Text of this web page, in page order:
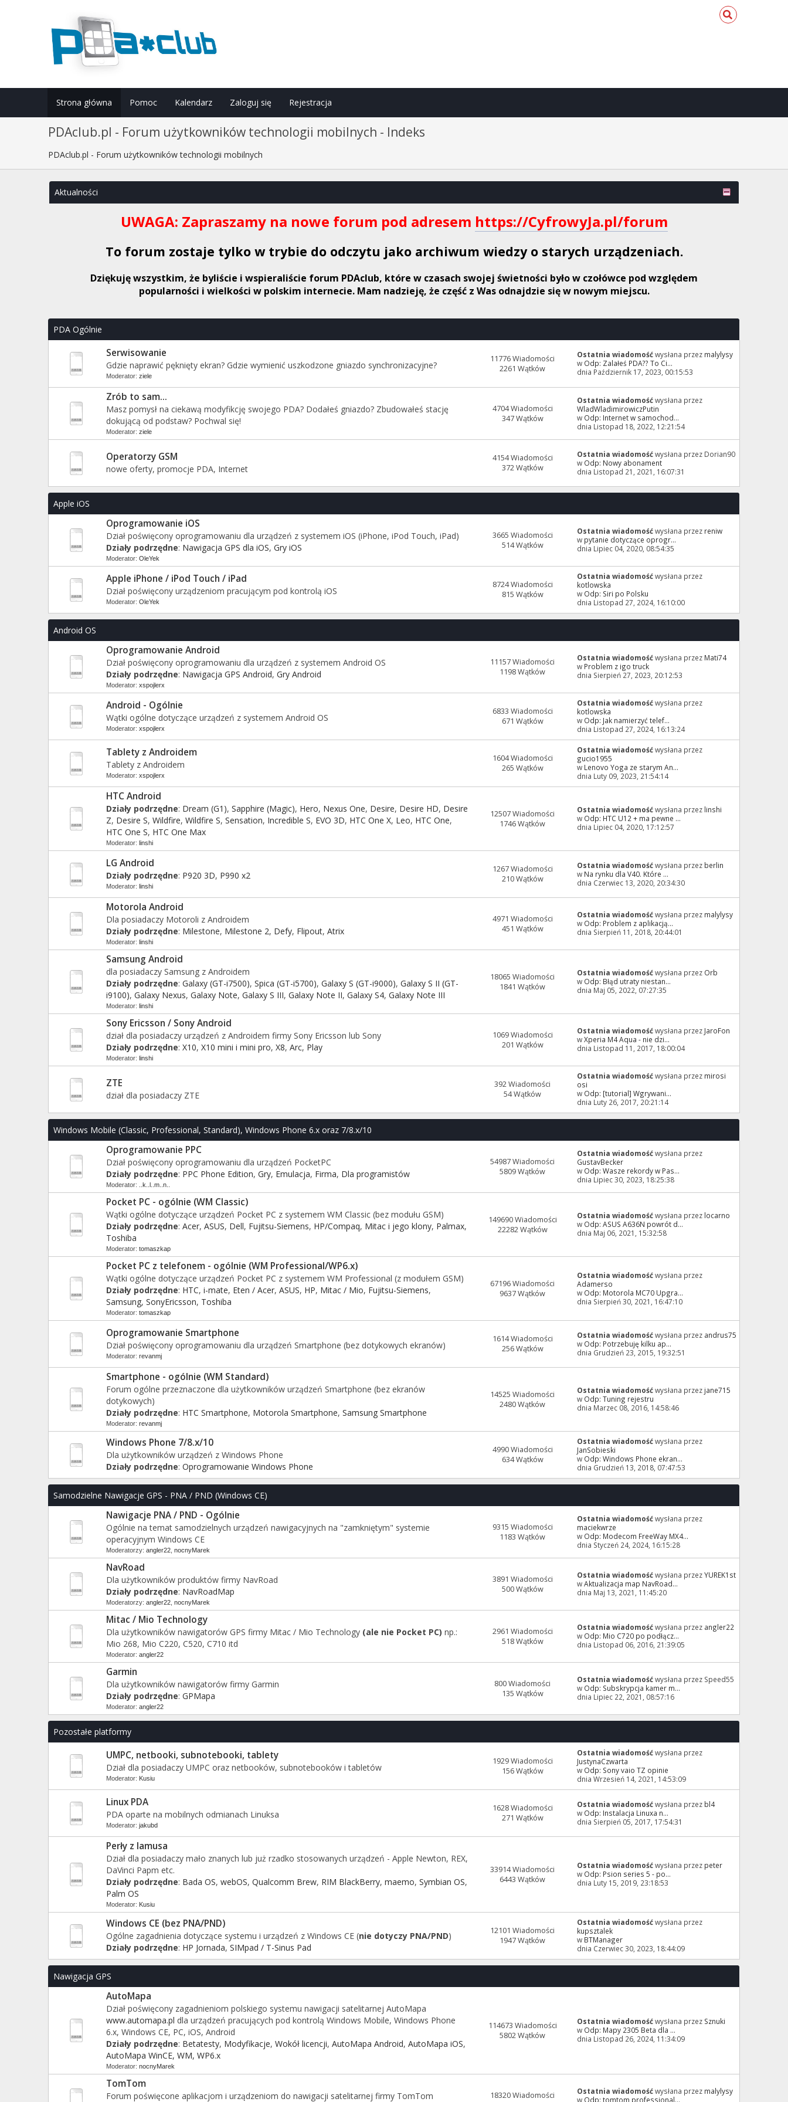
Strona główna Pomoc Kalendarz Zaloguj się Rejestracja
PDAclub.pl - Forum użytkowników technologii mobilnych - Indeks
PDAclub.pl - Forum użytkowników technologii mobilnych
Aktualności
UWAGA: Zapraszamy na nowe forum pod adresem https://CyfrowyJa.pl/forum
To forum zostaje tylko w trybie do odczytu jako archiwum wiedzy o starych urządzeniach.
Dziękuję wszystkim, że byliście i wspieraliście forum PDAclub, które w czasach swojej świetności było w czołówce pod względem
popularności i wielkości w polskim internecie. Mam nadzieję, że część z Was odnajdzie się w nowym miejscu.
PDA Ogólnie
Serwisowanie
Gdzie naprawić pęknięty ekran? Gdzie wymienić uszkodzone gniazdo synchronizacyjne?
Moderator:ziele
11776 Wiadomości
2261 Wątków
Ostatnia wiadomośćwysłana przez malylysy
w Odp: Zalałeś PDA?? To Ci...
dnia Październik 17, 2023, 00:15:53
Zrób to sam...
Masz pomysł na ciekawą modyfikcję swojego PDA? Dodałeś gniazdo? Zbudowałeś stację
dokującą od podstaw? Pochwal się!
Moderator:ziele
4704 Wiadomości
347 Wątków
Ostatnia wiadomośćwysłana przez
WladWladimirowiczPutin
w Odp: Internet w samochod...
dnia Listopad 18, 2022, 12:21:54
Operatorzy GSM
nowe oferty, promocje PDA, Internet
4154 Wiadomości
372 Wątków
Ostatnia wiadomośćwysłana przez Dorian90
w Odp: Nowy abonament
dnia Listopad 21, 2021, 16:07:31
Apple iOS
Oprogramowanie iOS
Dział poświęcony oprogramowaniu dla urządzeń z systemem iOS (iPhone, iPod Touch, iPad)
Działy podrzędne: Nawigacja GPS dla iOS,Gry iOS
Moderator:OleYek
3665 Wiadomości
514 Wątków
Ostatnia wiadomośćwysłana przez reniw
w pytanie dotyczące oprogr...
dnia Lipiec 04, 2020, 08:54:35
Apple iPhone / iPod Touch / iPad
Dział poświęcony urządzeniom pracującym pod kontrolą iOS
Moderator:OleYek
8724 Wiadomości
815 Wątków
Ostatnia wiadomośćwysłana przez
kotlowska
w Odp: Siri po Polsku
dnia Listopad 27, 2024, 16:10:00
Android OS
Oprogramowanie Android
Dział poświęcony oprogramowaniu dla urządzeń z systemem Android OS
Działy podrzędne: Nawigacja GPS Android,Gry Android
Moderator:xspojlerx
11157 Wiadomości
1198 Wątków
Ostatnia wiadomośćwysłana przez Mati74
w Problem z igo truck
dnia Sierpień 27, 2023, 20:12:53
Android - Ogólnie
Wątki ogólne dotyczące urządzeń z systemem Android OS
Moderator:xspojlerx
6833 Wiadomości
671 Wątków
Ostatnia wiadomośćwysłana przez
kotlowska
w Odp: Jak namierzyć telef...
dnia Listopad 27, 2024, 16:13:24
Tablety z Androidem
Tablety z Androidem
Moderator:xspojlerx
1604 Wiadomości
265 Wątków
Ostatnia wiadomośćwysłana przez
gucio1955
w Lenovo Yoga ze starym An...
dnia Luty 09, 2023, 21:54:14
HTC Android
Działy podrzędne: Dream (G1),Sapphire (Magic), Hero, Nexus One, Desire, Desire HD, Desire
Z, Desire S,Wildfire,Wildfire S,Sensation, Incredible S, EVO 3D, HTC One X, Leo, HTC One,
HTC One S, HTC One Max
Moderator:linshi
12507 Wiadomości
1746 Wątków
Ostatnia wiadomośćwysłana przez linshi
w Odp: HTC U12 + ma pewne ...
dnia Lipiec 04, 2020, 17:12:57
LG Android
Działy podrzędne: P920 3D, P990 x2
Moderator:linshi
1267 Wiadomości
210 Wątków
Ostatnia wiadomośćwysłana przez berlin
w Na rynku dla V40. Które ...
dnia Czerwiec 13, 2020, 20:34:30
Motorola Android
Dla posiadaczy Motoroli z Androidem
Działy podrzędne: Milestone, Milestone 2, Defy, Flipout,Atrix
Moderator:linshi
4971 Wiadomości
451 Wątków
Ostatnia wiadomośćwysłana przez malylysy
w Odp: Problem z aplikacją...
dnia Sierpień 11, 2018, 20:44:01
Samsung Android
dla posiadaczy Samsung z Androidem
Działy podrzędne:Galaxy (GT-i7500),Spica (GT-i5700),Galaxy S (GT-i9000),Galaxy S II (GT-
i9100),Galaxy Nexus,Galaxy Note,Galaxy S III,Galaxy Note II,Galaxy S4,Galaxy Note III
Moderator:linshi
18065 Wiadomości
1841 Wątków
Ostatnia wiadomośćwysłana przez Orb
w Odp: Błąd utraty niestan...
dnia Maj 05, 2022, 07:27:35
Sony Ericsson / Sony Android
dział dla posiadaczy urządzeń z Androidem firmy Sony Ericsson lub Sony
Działy podrzędne:X10,X10 mini i mini pro,X8,Arc, Play
Moderator:linshi
1069 Wiadomości
201 Wątków
Ostatnia wiadomośćwysłana przez JaroFon
wXperia M4 Aqua - nie dzi...
dnia Listopad 11, 2017, 18:00:04
ZTE
dział dla posiadaczy ZTE
392 Wiadomości
54 Wątków
Ostatnia wiadomośćwysłana przez mirosi
osi
w Odp: [tutorial] Wgrywani...
dnia Luty 26, 2017, 20:21:14
Windows Mobile (Classic, Professional, Standard), Windows Phone 6.x oraz 7/8.x/10
Oprogramowanie PPC
Dział poświęcony oprogramowaniu dla urządzeń PocketPC
Działy podrzędne: PPC Phone Edition,Gry, Emulacja, Firma, Dla programistów
Moderator: ..k..l..m..n..
54987 Wiadomości
5809 Wątków
Ostatnia wiadomośćwysłana przez
GustavBecker
w Odp: Wasze rekordy w Pas...
dnia Lipiec 30, 2023, 18:25:38
Pocket PC - ogólnie (WM Classic)
Wątki ogólne dotyczące urządzeń Pocket PC z systemem WM Classic (bez modułu GSM)
Działy podrzędne:Acer,ASUS, Dell, Fujitsu-Siemens, HP/Compaq, Mitac i jego klony, Palmax,
Toshiba
Moderator:tomaszkap
149690 Wiadomości
22282 Wątków
Ostatnia wiadomośćwysłana przez locarno
w Odp: ASUS A636N powrót d...
dnia Maj 06, 2021, 15:32:58
Pocket PC z telefonem - ogólnie (WM Professional/WP6.x)
Wątki ogólne dotyczące urządzeń Pocket PC z systemem WM Professional (z modułem GSM)
Działy podrzędne: HTC,i-mate, Eten / Acer,ASUS, HP, Mitac / Mio, Fujitsu-Siemens,
Samsung,SonyEricsson, Toshiba
Moderator:tomaszkap
67196 Wiadomości
9637 Wątków
Ostatnia wiadomośćwysłana przez
Adamerso
w Odp: Motorola MC70 Upgra...
dnia Sierpień 30, 2021, 16:47:10
Oprogramowanie Smartphone
Dział poświęcony oprogramowaniu dla urządzeń Smartphone (bez dotykowych ekranów)
Moderator:revanmj
1614 Wiadomości
256 Wątków
Ostatnia wiadomośćwysłana przez andrus75
w Odp: Potrzebuję kilku ap...
dnia Grudzień 23, 2015, 19:32:51
Smartphone - ogólnie (WM Standard)
Forum ogólne przeznaczone dla użytkowników urządzeń Smartphone (bez ekranów
dotykowych)
Działy podrzędne: HTC Smartphone, Motorola Smartphone,Samsung Smartphone
Moderator:revanmj
14525 Wiadomości
2480 Wątków
Ostatnia wiadomośćwysłana przez jane715
w Odp: Tuning rejestru
dnia Marzec 08, 2016, 14:58:46
Windows Phone 7/8.x/10
Dla użytkowników urządzeń z Windows Phone
Działy podrzędne:Oprogramowanie Windows Phone
4990 Wiadomości
634 Wątków
Ostatnia wiadomośćwysłana przez
JanSobieski
w Odp: Windows Phone ekran...
dnia Grudzień 13, 2018, 07:47:53
Samodzielne Nawigacje GPS - PNA / PND (Windows CE)
Nawigacje PNA / PND - Ogólnie
Ogólnie na temat samodzielnych urządzeń nawigacyjnych na "zamkniętym" systemie
operacyjnym Windows CE
Moderatorzy:angler22 ,nocnyMarek
9315 Wiadomości
1183 Wątków
Ostatnia wiadomośćwysłana przez
maciekwrze
w Odp: Modecom FreeWay MX4...
dnia Styczeń 24, 2024, 16:15:28
NavRoad
Dla użytkowników produktów firmy NavRoad
Działy podrzędne: NavRoadMap
Moderatorzy:angler22 ,nocnyMarek
3891 Wiadomości
500 Wątków
Ostatnia wiadomośćwysłana przezYUREK1st
wAktualizacja map NavRoad...
dnia Maj 13, 2021, 11:45:20
Mitac / Mio Technology
Dla użytkowników nawigatorów GPS firmy Mitac / Mio Technology (ale nie Pocket PC) np.:
Mio 268, Mio C220, C520, C710 itd
Moderator:angler22
2961 Wiadomości
518 Wątków
Ostatnia wiadomośćwysłana przez angler22
w Odp: Mio C720 po podłącz...
dnia Listopad 06, 2016, 21:39:05
Garmin
Dla użytkowników nawigatorów firmy Garmin
Działy podrzędne:GPMapa
Moderator:angler22
800 Wiadomości
135 Wątków
Ostatnia wiadomośćwysłana przez Speed55
w Odp: Subskrypcja kamer m...
dnia Lipiec 22, 2021, 08:57:16
Pozostałe platformy
UMPC, netbooki, subnotebooki, tablety
Dział dla posiadaczy UMPC oraz netbooków, subnotebooków i tabletów
Moderator: Kusiu
1929 Wiadomości
156 Wątków
Ostatnia wiadomośćwysłana przez
JustynaCzwarta
w Odp: Sony vaio TZ opinie
dnia Wrzesień 14, 2021, 14:53:09
Linux PDA
PDA oparte na mobilnych odmianach Linuksa
Moderator:jakubd
1628 Wiadomości
271 Wątków
Ostatnia wiadomośćwysłana przez bl4
w Odp: Instalacja Linuxa n...
dnia Sierpień 05, 2017, 17:54:31
Perły z lamusa
Dział dla posiadaczy mało znanych lub już rzadko stosowanych urządzeń - Apple Newton, REX,
DaVinci Papm etc.
Działy podrzędne: Bada OS,webOS,Qualcomm Brew, RIM BlackBerry,maemo,Symbian OS,
Palm OS
Moderator: Kusiu
33914 Wiadomości
6443 Wątków
Ostatnia wiadomośćwysłana przez peter
w Odp: Psion series 5 - po...
dnia Luty 15, 2019, 23:18:53
Windows CE (bez PNA/PND)
Ogólne zagadnienia dotyczące systemu i urządzeń z Windows CE (nie dotyczy PNA/PND)
Działy podrzędne: HP Jornada,SIMpad / T-Sinus Pad
12101 Wiadomości
1947 Wątków
Ostatnia wiadomośćwysłana przez
kupsztalek
w BTManager
dnia Czerwiec 30, 2023, 18:44:09
Nawigacja GPS
AutoMapa
Dział poświęcony zagadnieniom polskiego systemu nawigacji satelitarnej AutoMapa
www.automapa.pl dla urządzeń pracujących pod kontrolą Windows Mobile, Windows Phone
6.x, Windows CE, PC, iOS, Android
Działy podrzędne: Betatesty, Modyfikacje,Wokół licencji,AutoMapa Android,AutoMapa iOS,
AutoMapa WinCE, WM, WP6.x
Moderator:nocnyMarek
114673 Wiadomości
5802 Wątków
Ostatnia wiadomośćwysłana przez Sznuki
w Odp: Mapy 2305 Beta dla ...
dnia Listopad 26, 2024, 11:34:09
TomTom
Forum poświęcone aplikacjom i urządzeniom do nawigacji satelitarnej firmy TomTom
18320 Wiadomości
Ostatnia wiadomośćwysłana przez malylysy
w Odp: tomtom professional...